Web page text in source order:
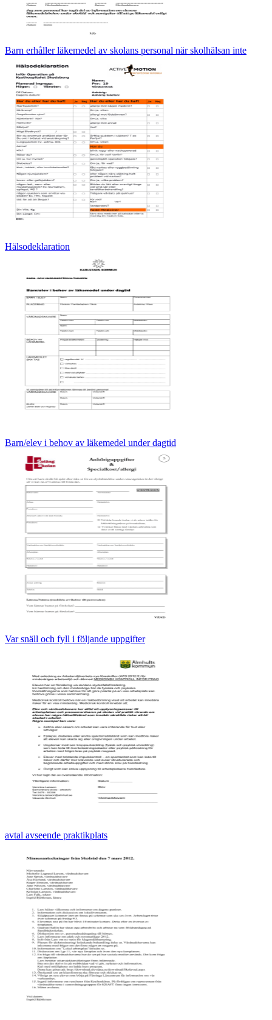
Barn erhåller läkemedel av skolans personal när skolhälsan inte
Hälsodeklaration
Barn/elev i behov av läkemedel under dagtid
Var snäll och fyll i följande uppgifter
avtal avseende praktikplats